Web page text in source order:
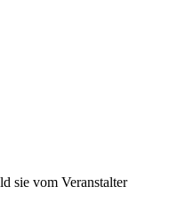
sie vom Veranstalter